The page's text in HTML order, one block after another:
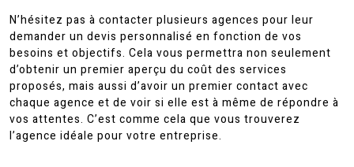
N’hésitez pas à contacter plusieurs agences pour leur
demander un devis personnalisé en fonction de vos
besoins et objectifs. Cela vous permettra non seulement
d’obtenir un premier aperçu du coût des services
proposés, mais aussi d’avoir un premier contact avec
chaque agence et de voir si elle est à même de répondre à
vos attentes. C’est comme cela que vous trouverez
l’agence idéale pour votre entreprise.